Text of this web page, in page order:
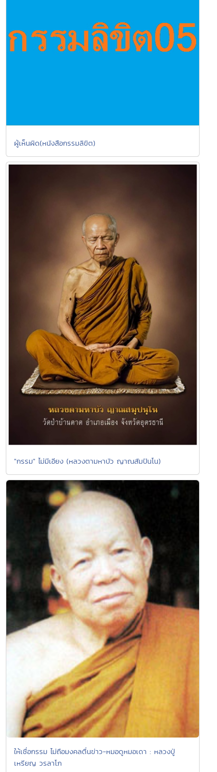
ผู้เห็นผิด(หนังสือกรรมลิขิต)
"กรรม" ไม่มีเอียง (หลวงตามหาบัว ญาณสัมปันโน)
ให้เชื่อกรรม ไม่ถือมงคลตื่นข่าว-หมอดูหมอเดา : หลวงปู่
เหรียญ วรลาโภ